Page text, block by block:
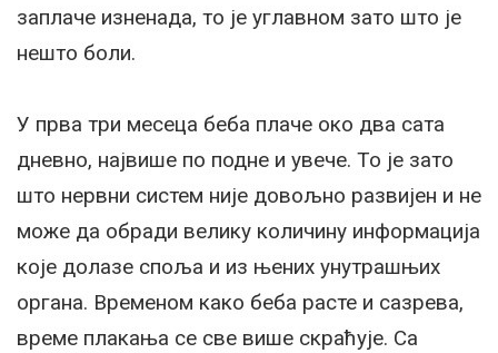
заплаче изненада, то је углавном зато што је
нешто боли.
У прва три месеца беба плаче око два сата
дневно, највише по подне и увече. То је зато
што нервни систем није довољно развијен и не
може да обради велику количину информација
које долазе споља и из њених унутрашњих
органа. Временом како беба расте и сазрева,
време плакања се све више скраћује. Са